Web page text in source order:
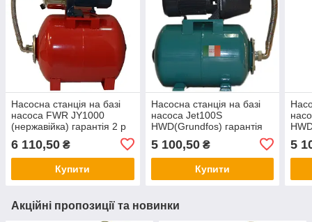
Насосна станція на базі
насоса FWR JY1000
(нержавійка) гарантія 2 р
червоний
6 110,50 ₴
Купити
Насосна станція на базі
насоса Jet100S
HWD(Grundfos) гарантія
2(чуг. короткий) на баку 24
л. Італія, зелений
5 100,50₴
Купити
5
Акційні пропозиції та новинки